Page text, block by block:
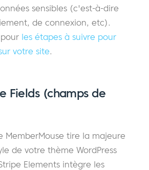
sensibles (c'est-à-dire
de connexion, etc).
les étapes à suivre pour
votre site.
Fields (champs de
MemberMouse tire la majeure
de votre thème WordPress
Elements intègre les